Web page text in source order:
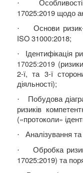
·
17025:2019 щодо
·
Основи
ISO 31000:2018;
· Ідентифікація
17025:2019
2-ї, та 3-ї
діяльності);
·
Побудова
ризиків
(«протоколи»
· Аналізування
·
Обробка
17025:2019) та